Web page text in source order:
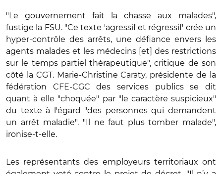
"Le gouvernement fait la chasse aux malades",
fustige la FSU. "Ce texte 'agressif et régressif' crée un
hyper-contrôle des arrêts, une défiance envers les
agents malades et les médecins [et] des restrictions
sur le temps partiel thérapeutique", critique de son
côté la CGT. Marie-Christine Caraty, présidente de la
fédération CFE-CGC des services publics se dit
quant à elle "choquée" par "le caractère suspicieux"
du texte à l'égard "des personnes qui demandent
un arrêt maladie". "Il ne faut plus tomber malade",
ironise-t-elle.
Les représentants des employeurs territoriaux ont